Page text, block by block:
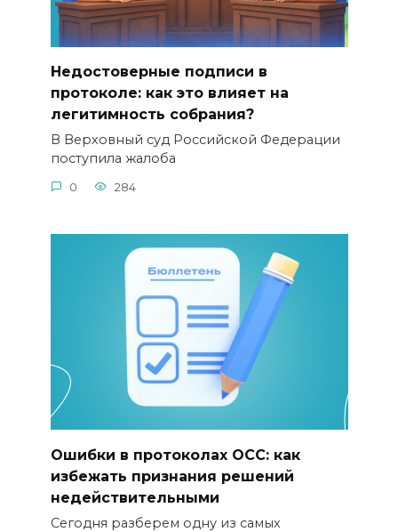
Недостоверные подписи в
протоколе: как это влияет на
легитимность собрания?
В Верховный суд Российской Федерации
поступила жалоба
0 284
Ошибки в протоколах ОСС: как
избежать признания решений
недействительными
Сегодня разберем одну из самых